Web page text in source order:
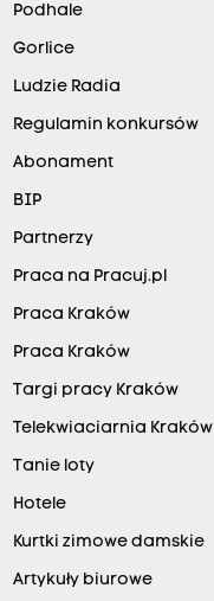
Podhale
Gorlice
Ludzie Radia
Regulamin konkursów
Abonament
BIP
Partnerzy
Praca na Pracuj.pl
Praca Kraków
Praca Kraków
Targi pracy Kraków
Telekwiaciarnia Kraków
Tanie loty
Hotele
Kurtki zimowe damskie
Artykuły biurowe